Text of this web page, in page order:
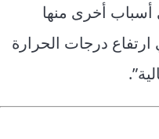
أسباب أخرى منها
ارتفاع درجات الحرارة